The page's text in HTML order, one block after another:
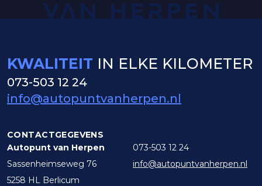
KWALITEIT IN ELKE KILOMETER
073-503 12 24
info@autopuntvanherpen.nl
CONTACTGEGEVENS
Autopunt van Herpen
Sassenheimseweg 76
5258 HL Berlicum
073-503 12 24
info@autopuntvanherpen.nl